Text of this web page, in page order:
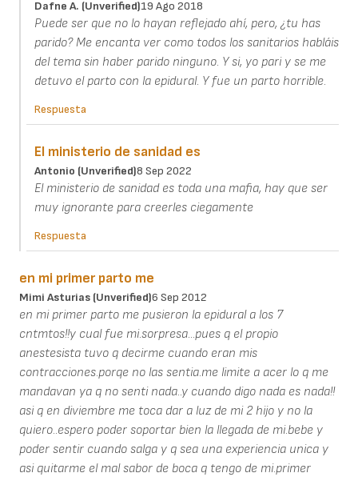
Dafne A. (unverified)19 Ago 2018
Puede ser que no lo hayan reflejado ahí, pero, ¿tu has
parido? Me encanta ver como todos los sanitarios habláis
del tema sin haber parido ninguno. Y si, yo pari y se me
detuvo el parto con la epidural. Y fue un parto horrible.
Respuesta
El ministerio de sanidad es
Antonio (unverified)8 Sep 2022
El ministerio de sanidad es toda una mafia, hay que ser
muy ignorante para creerles ciegamente
Respuesta
en mi primer parto me
Mimi Asturias (unverified)6 Sep 2012
en mi primer parto me pusieron la epidural a los 7
cntmtos!!y cual fue mi.sorpresa...pues q el propio
anestesista tuvo q decirme cuando eran mis
contracciones.porqe no las sentia.me limite a acer lo q me
mandavan ya q no senti nada..y cuando digo nada es nada!!
asi q en diviembre me toca dar a luz de mi 2 hijo y no la
quiero..espero poder soportar bien la llegada de mi.bebe y
poder sentir cuando salga y q sea una experiencia unica y
asi quitarme el mal sabor de boca q tengo de mi.primer